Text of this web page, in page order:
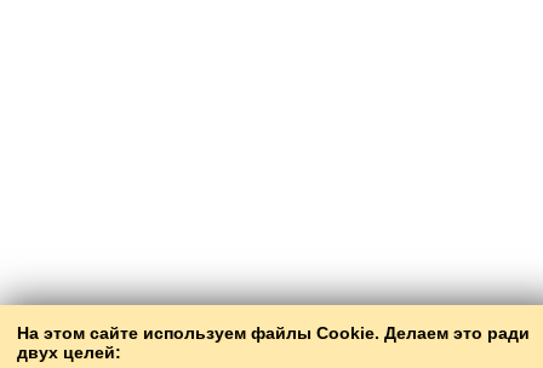
На этом сайте используем файлы Cookie. Делаем это ради
двух целей: